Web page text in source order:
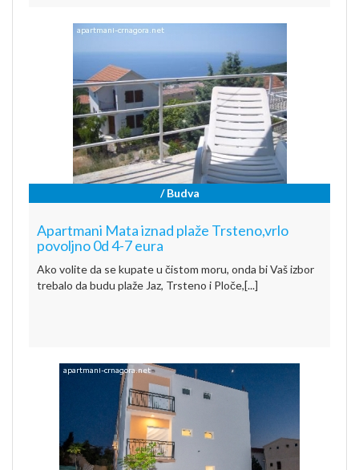
/ Budva
Apartmani Mata iznad plaže Trsteno,vrlo
povoljno 0d 4-7 eura
Ako volite da se kupate u čistom moru, onda bi Vaš izbor
trebalo da budu plaže Jaz, Trsteno i Ploče,[...]